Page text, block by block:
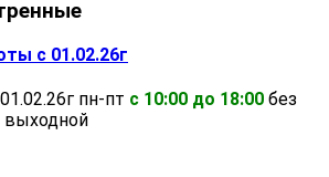
с 01.02.26г
пн-пт с 10:00 до 18:00 без
выходной